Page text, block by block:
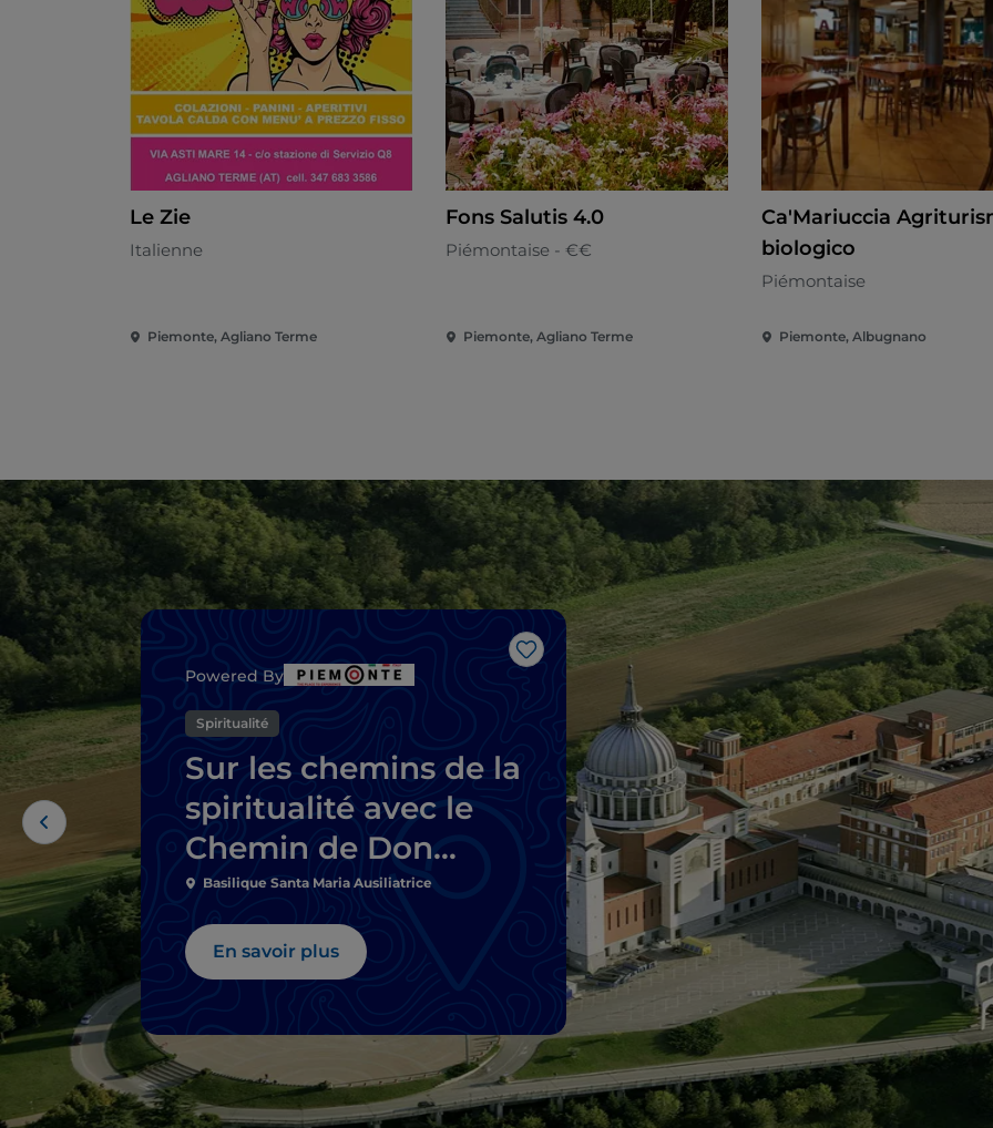
Le Zie
Italienne
Piemonte, Agliano Terme
Fons Salutis 4.0
Piémontaise - €€
Piemonte, Agliano Terme
Ca'Mariuccia
biologico
Piémontaise
Piemonte, Albugnano
J’aime
Powered By
Spiritualité
Sur les chemins de la
spiritualité avec le
Chemin de Don
Bosco
Basilique Santa Maria Ausiliatrice
En savoir plus